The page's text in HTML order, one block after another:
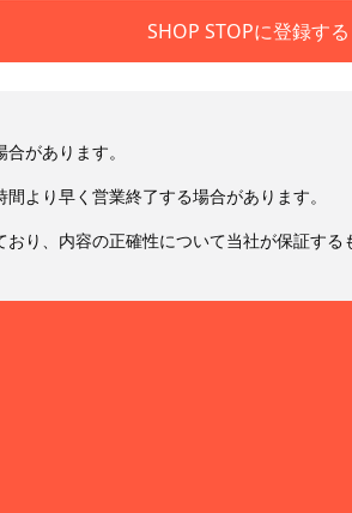
SHOP STOPに登録する
があります。
より早く営業終了する場合があります。
り、内容の正確性について当社が保証する